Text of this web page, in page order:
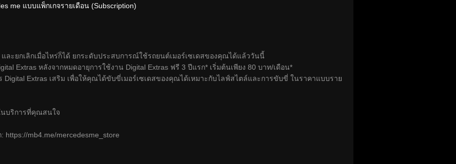
me แบบแพ็กเกจรายเดือน (Subscription)
ะยกเลิกเมื่อไหร่ก็ได้ ยกระดับประสบการณ์ใช้รถยนต์เมอร์เซเดสของคุณได้แล้ววันนี้
Extras หลังจากหมดอายุการใช้งาน Digital Extras ฟรี 3 ปีแรก* เริ่มต้นเพียง 80 บาท/เดือน*
Digital Extras เสริม เพื่อให้คุณได้ขับขี่เมอร์เซเดสของคุณได้เหมาะกับไลฟ์สไตล์และการขับขี่ ในราคาแบบราย
นบริการที่คุณสนใจ
https://mb4.me/mercedesme_store